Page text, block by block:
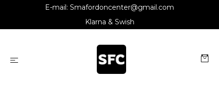
E-mail: Smafordoncenter@gmail.com
Klarna & Swish